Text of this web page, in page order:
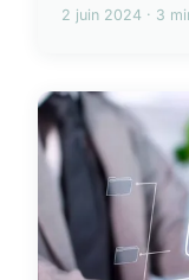
2 juin 2024 · 3